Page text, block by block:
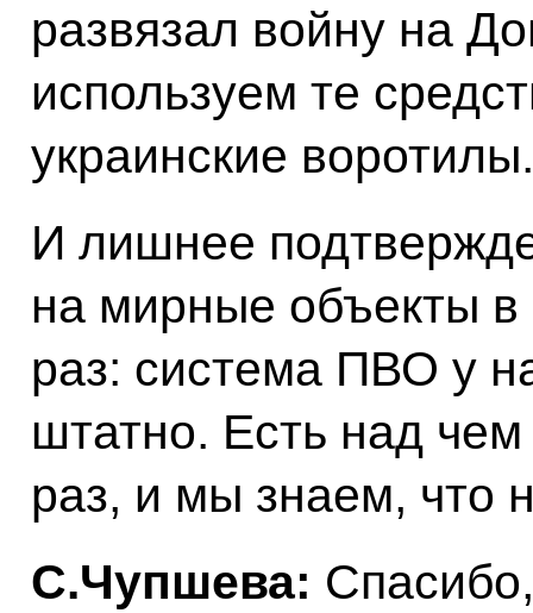
развязал войну на
используем те
украинские воротилы.
И лишнее
на мирные объекты
раз: система ПВО у
штатно. Есть над
раз, и мы знаем, что
С.Чупшева: